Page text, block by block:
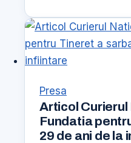
–
Presa
Articol Curierul
Fundatia
29 de ani de la